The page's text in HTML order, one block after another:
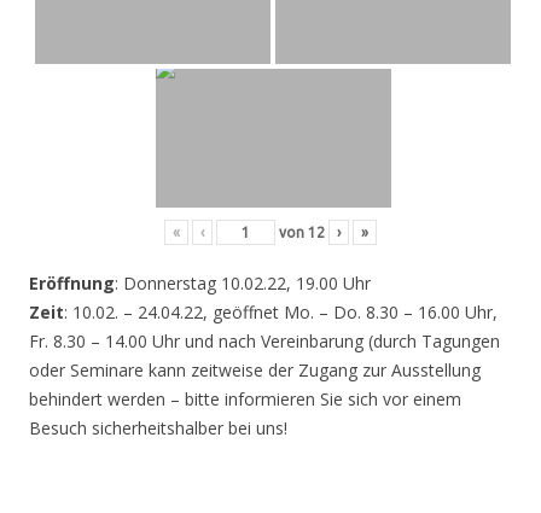
« ‹ von 12 › »
Eröffnung: Donnerstag 10.02.22, 19.00 Uhr
Zeit: 10.02. – 24.04.22, geöffnet Mo. – Do. 8.30 – 16.00 Uhr,
Fr. 8.30 – 14.00 Uhr und nach Vereinbarung (durch Tagungen
oder Seminare kann zeitweise der Zugang zur Ausstellung
behindert werden – bitte informieren Sie sich vor einem
Besuch sicherheitshalber bei uns!